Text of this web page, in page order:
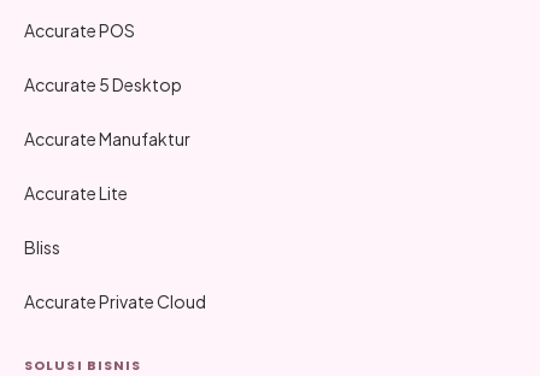
Accurate POS
Accurate 5 Desktop
Accurate Manufaktur
Accurate Lite
Bliss
Accurate Private Cloud
SOLUSI BISNIS